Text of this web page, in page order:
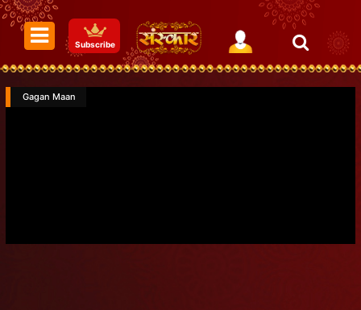
Subscribe
Gagan Maan